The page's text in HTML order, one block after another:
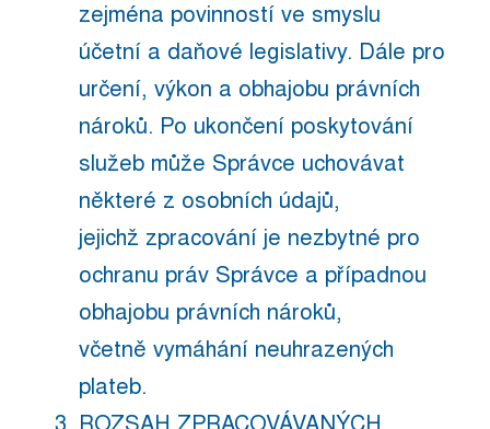
zejména povinností ve smyslu
účetní a daňové legislativy. Dále pro
určení, výkon a obhajobu právních
nároků. Po ukončení poskytování
služeb může Správce uchovávat
některé z osobních údajů,
jejichž zpracování je nezbytné pro
ochranu práv Správce a případnou
obhajobu právních nároků,
včetně vymáhání neuhrazených
plateb.